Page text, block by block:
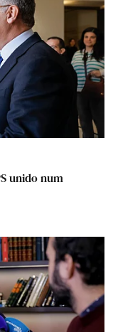
unido num